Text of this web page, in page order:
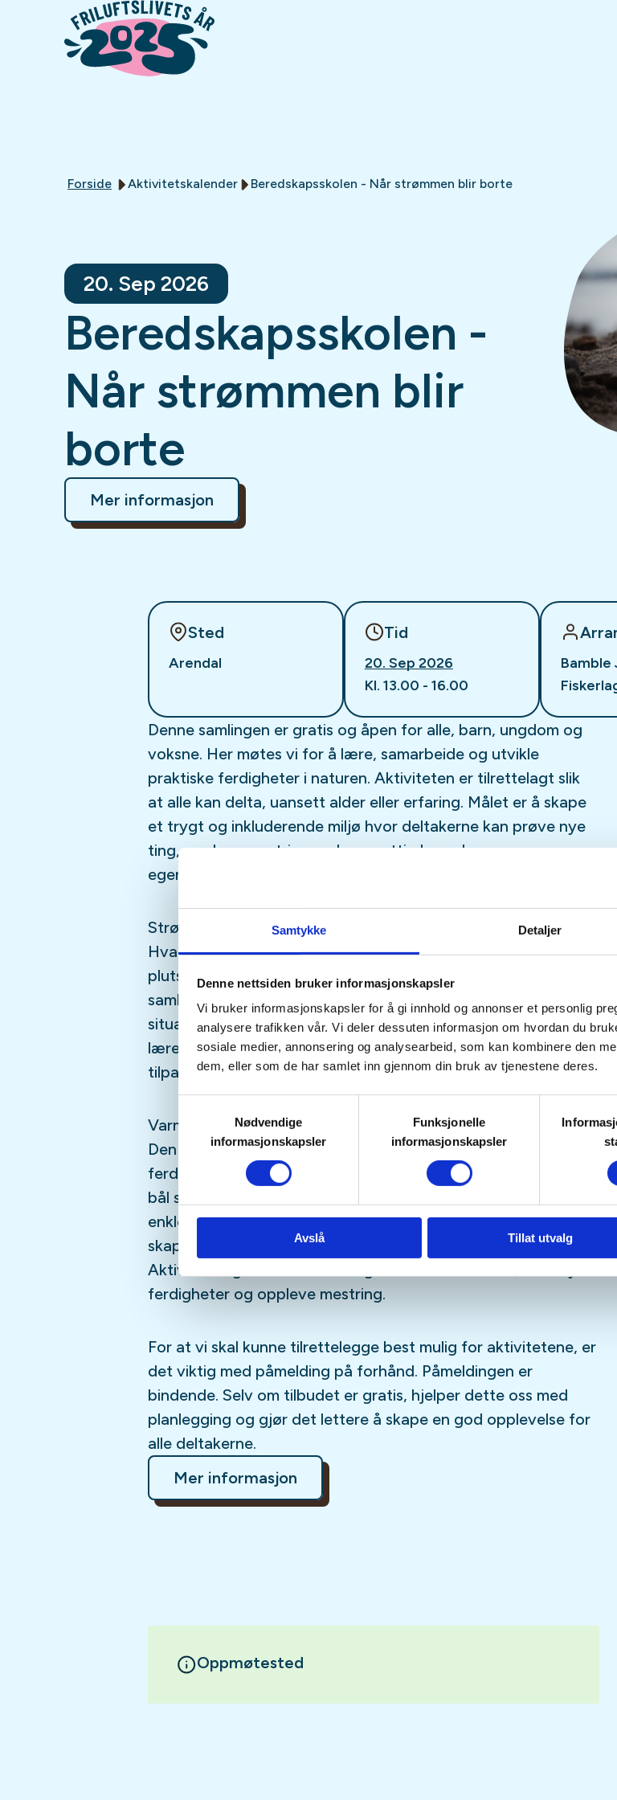
Samtykke Detaljer
Denne nettsiden bruker informasjonskapsler
Vi bruker informasjonskapsler for å gi innhold og annonser et personlig
analysere trafikken vår. Vi deler dessuten informasjon om hvordan du
sosiale medier, annonsering og analysearbeid, som kan kombinere den
dem, eller som de har samlet inn gjennom din bruk av tjenestene deres.
Nødvendige
informasjonskapsler
Funksjonelle
informasjonskapsler
Avslå Tillat utvalg
Forside Aktivitetskalender Beredskapsskolen - Når strømmen blir borte
20. Sep 2026
Beredskapsskolen -
Når strømmen blir
borte
Mer informasjon
Sted
Arendal
Tid
20. Sep 2026
Kl. 13.00 - 16.00
Bamble
Denne samlingen er gratis og åpen for alle, barn, ungdom og
voksne. Her møtes vi for å lære, samarbeide og utvikle
praktiske ferdigheter i naturen. Aktiviteten er tilrettelagt slik
at alle kan delta, uansett alder eller erfaring. Målet er å skape
et trygt og inkluderende miljø hvor deltakerne kan prøve nye
ting, oppleve mestring og lære nyttig kunnskap om
egenberedskap.
Strømbrudd og hverdagen uten strøm
Hva gjør vi når noe av det mest grunnleggende i hverdagen
plutselig forsvinner, nemlig strømmen? I denne delen av
samlingen snakker vi om hvordan man kan håndtere
situasjoner der man må klare seg uten elektrisitet. Deltakerne
lærer om enkle løsninger for lys, varme og hvordan man kan
tilpasse seg mørke og kulde på en trygg måte.
Varme, bål og enkel mat i naturen
Den andre delen av samlingen handler om praktiske
ferdigheter ute. Her lærer deltakerne hvordan man kan bruke
bål som kilde til varme og matlaging. Sammen utforsker vi
enkle måter å lage mat i naturen på, og hvordan man kan
skape et varmt og trygt samlingspunkt rundt bålet.
Aktiviteten gir deltakerne mulighet til å samarbeide, lære nye
ferdigheter og oppleve mestring.
For at vi skal kunne tilrettelegge best mulig for aktivitetene, er
det viktig med påmelding på forhånd. Påmeldingen er
bindende. Selv om tilbudet er gratis, hjelper dette oss med
planlegging og gjør det lettere å skape en god opplevelse for
alle deltakerne.
Mer informasjon
Oppmøtested